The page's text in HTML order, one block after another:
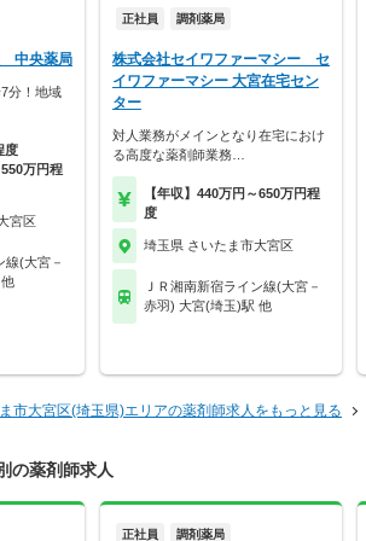
中央薬局
分！地域
度
550万円程
宮区
線(大宮－
正社員 調剤薬局
株式会社セイワファーマシー セ
イワファーマシー 大宮在宅セン
ター
対人業務がメインとなり在宅におけ
る高度な薬剤師業務…
【年収】440万円～650万円程
度
埼玉県 さいたま市大宮区
ＪＲ湘南新宿ライン線(大宮－
赤羽) 大宮(埼玉)駅 他
市大宮区(埼玉県)エリアの薬剤師求人をもっと見る
の薬剤師求人
正社員 調剤薬局